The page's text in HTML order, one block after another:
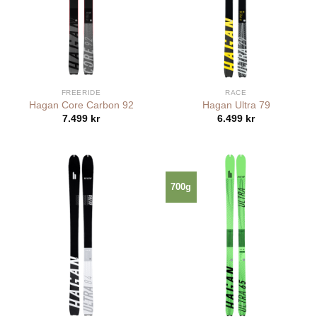
FREERIDE
Hagan Core Carbon 92
7.499 kr
RACE
Hagan Ultra 79
6.499 kr
700g